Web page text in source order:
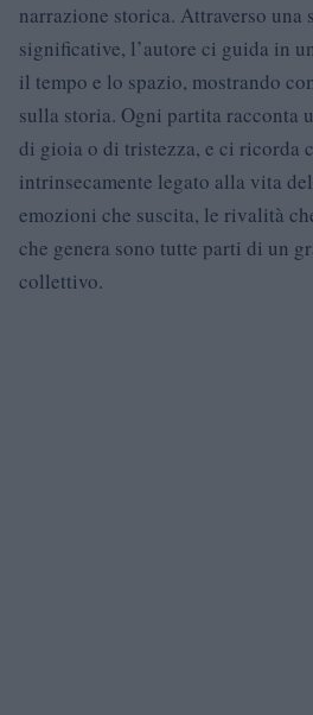
narrazione storica. Attraverso una
significative, l’autore ci guida in
il tempo e lo spazio, mostrando
sulla storia. Ogni partita racconta
di gioia o di tristezza, e ci ricorda
intrinsecamente legato alla vita
emozioni che suscita, le rivalità
che genera sono tutte parti di un
collettivo.